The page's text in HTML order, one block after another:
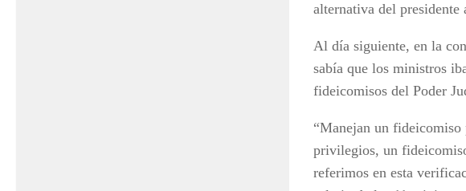
alternativa del presidente
Al día siguiente, en la
sabía que los ministros
fideicomisos del Poder
“Manejan un fideicomiso
privilegios, un
referimos en esta